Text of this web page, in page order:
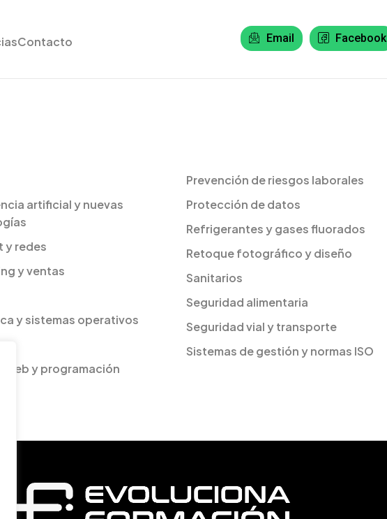
Contacto Email Facebook
artificial y nuevas
y redes
y ventas
y sistemas operativos
web y programación
Prevención de riesgos laborales
Protección de datos
Refrigerantes y gases fluorados
Retoque fotográfico y diseño
Sanitarios
Seguridad alimentaria
Seguridad vial y transporte
Sistemas de gestión y normas ISO